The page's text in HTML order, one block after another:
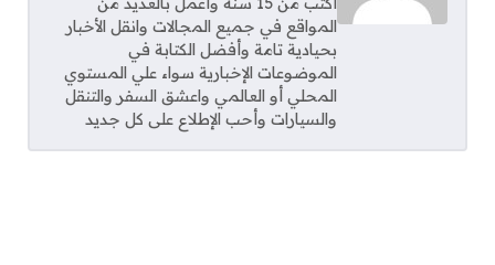
المواقع في جميع المجالات وانقل الأخبار
بحيادية تامة وأفضل الكتابة في
الموضوعات الإخبارية سواء علي المستوي
المحلي أو العالمي واعشق السفر والتنقل
والسيارات وأحب الإطلاع على كل جديد